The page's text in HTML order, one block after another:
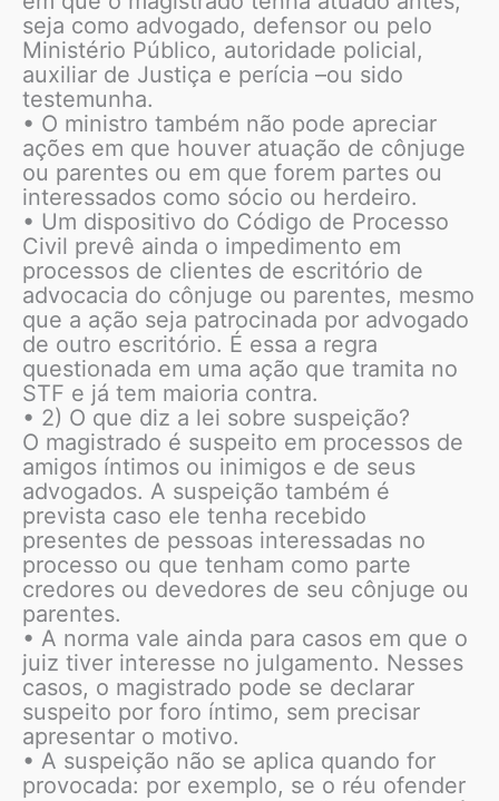
seja como advogado, defensor ou pelo
Ministério Público, autoridade policial,
auxiliar de Justiça e perícia –ou sido
testemunha.
• O ministro também não pode apreciar
ações em que houver atuação de cônjuge
ou parentes ou em que forem partes ou
interessados como sócio ou herdeiro.
• Um dispositivo do Código de Processo
Civil prevê ainda o impedimento em
processos de clientes de escritório de
advocacia do cônjuge ou parentes, mesmo
que a ação seja patrocinada por advogado
de outro escritório. É essa a regra
questionada em uma ação que tramita no
STF e já tem maioria contra.
• 2) O que diz a lei sobre suspeição?
O magistrado é suspeito em processos de
amigos íntimos ou inimigos e de seus
advogados. A suspeição também é
prevista caso ele tenha recebido
presentes de pessoas interessadas no
processo ou que tenham como parte
credores ou devedores de seu cônjuge ou
parentes.
• A norma vale ainda para casos em que o
juiz tiver interesse no julgamento. Nesses
casos, o magistrado pode se declarar
suspeito por foro íntimo, sem precisar
apresentar o motivo.
• A suspeição não se aplica quando for
provocada: por exemplo, se o réu ofender